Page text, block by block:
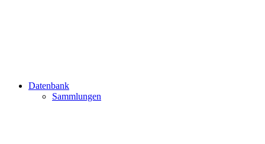
Datenbank
Sammlungen